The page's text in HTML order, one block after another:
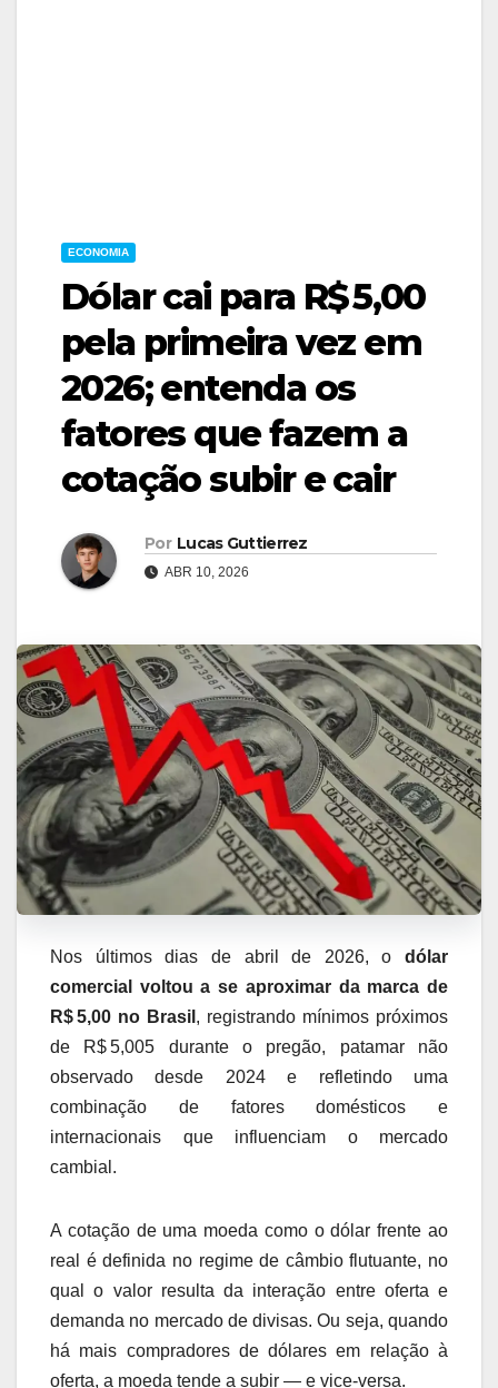
ECONOMIA
Dólar cai para R$ 5,00
pela primeira vez em
2026; entenda os
fatores que fazem a
cotação subir e cair
Por Lucas Guttierrez
ABR 10, 2026
Nos últimos dias de abril de 2026, o dólar
comercial voltou a se aproximar da marca de
R$ 5,00 no Brasil , registrando mínimos próximos
de R$ 5,005 durante o pregão, patamar não
observado desde 2024 e refletindo uma
combinação de fatores domésticos e
internacionais que influenciam o mercado
cambial.
A cotação de uma moeda como o dólar frente ao
real é definida no regime de câmbio flutuante, no
qual o valor resulta da interação entre oferta e
demanda no mercado de divisas. Ou seja, quando
há mais compradores de dólares em relação à
oferta, a moeda tende a subir — e vice‑versa.